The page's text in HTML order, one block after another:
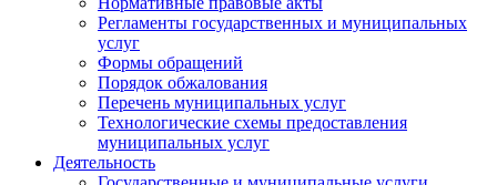
Регламенты государственных и муниципальных
услуг
Формы обращений
Порядок обжалования
Перечень муниципальных услуг
Технологические схемы предоставления
муниципальных услуг
Деятельность